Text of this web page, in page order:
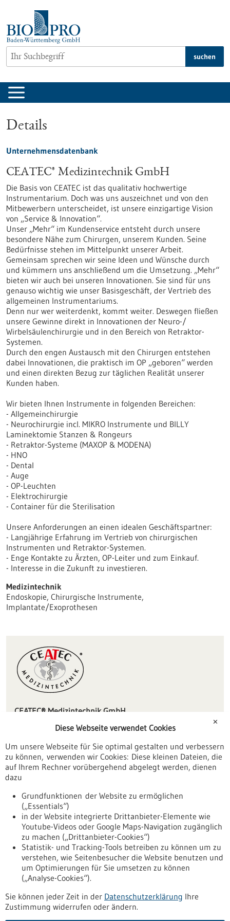
springen
suchen
Details
Unternehmensdatenbank
CEATEC® Medizintechnik GmbH
Die Basis von CEATEC ist das qualitativ hochwertige
Instrumentarium. Doch was uns auszeichnet und von den
Mitbewerbern unterscheidet, ist unsere einzigartige Vision
von „Service & Innovation“.
Unser „Mehr“ im Kundenservice entsteht durch unsere
besondere Nähe zum Chirurgen, unserem Kunden. Seine
Bedürfnisse stehen im Mittelpunkt unserer Arbeit.
Gemeinsam sprechen wir seine Ideen und Wünsche durch
und kümmern uns anschließend um die Umsetzung. „Mehr“
bieten wir auch bei unseren Innovationen. Sie sind für uns
genauso wichtig wie unser Basisgeschäft, der Vertrieb des
allgemeinen Instrumentariums.
Denn nur wer weiterdenkt, kommt weiter. Deswegen fließen
unsere Gewinne direkt in Innovationen der Neuro-/
Wirbelsäulenchirurgie und in den Bereich von Retraktor-
Systemen.
Durch den engen Austausch mit den Chirurgen entstehen
dabei Innovationen, die praktisch im OP „geboren“ werden
und einen direkten Bezug zur täglichen Realität unserer
Kunden haben.
Wir bieten Ihnen Instrumente in folgenden Bereichen:
- Allgemeinchirurgie
- Neurochirurgie incl. MIKRO Instrumente und BILLY
Laminektomie Stanzen & Rongeurs
- Retraktor-Systeme (MAXOP & MODENA)
- HNO
- Dental
- Auge
- OP-Leuchten
- Elektrochirurgie
- Container für die Sterilisation
Unsere Anforderungen an einen idealen Geschäftspartner:
- Langjährige Erfahrung im Vertrieb von chirurgischen
Instrumenten und Retraktor-Systemen.
- Enge Kontakte zu Ärzten, OP-Leiter und zum Einkauf.
- Interesse in die Zukunft zu investieren.
Medizintechnik
Endoskopie, Chirurgische Instrumente,
Implantate/Exoprothesen
CEATEC® Medizintechnik GmbH
78573 Wurmlingen
info(at)ceatec.de
www.ceatec.de
Zurück zur Ergebnisliste
Nach oben
Informiert bleiben
✕
Diese Webseite verwendet Cookies
Um unsere Webseite für Sie optimal gestalten und verbessern
zu können, verwenden wir Cookies: Diese kleinen Dateien, die
auf Ihrem Rechner vorübergehend abgelegt werden, dienen
dazu
Grundfunktionen der Website zu ermöglichen
(„Essentials“)
in der Website integrierte Drittanbieter-Elemente wie
Youtube-Videos oder Google Maps-Navigation zugänglich
zu machen („Drittanbieter-Cookies“)
Statistik- und Tracking-Tools betreiben zu können um zu
verstehen, wie Seitenbesucher die Website benutzen und
um Optimierungen für Sie umsetzen zu können
(„Analyse-Cookies“).
Sie können jeder Zeit in der Datenschutzerklärung Ihre
Zustimmung widerrufen oder ändern.